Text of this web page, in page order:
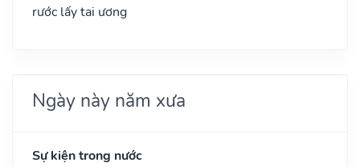
rước lấy tai ương
Ngày này năm xưa
Sự kiện trong nước